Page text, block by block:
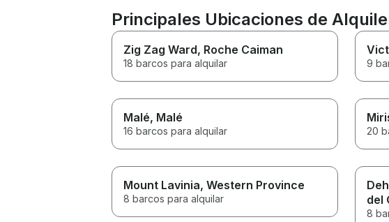
Principales Ubicaciones de
Zig Zag Ward, Roche Caiman
18 barcos para alquilar 9
Malé, Malé
16 barcos para alquilar 20
Mount Lavinia, Western Province
8 barcos para alquilar
del
8